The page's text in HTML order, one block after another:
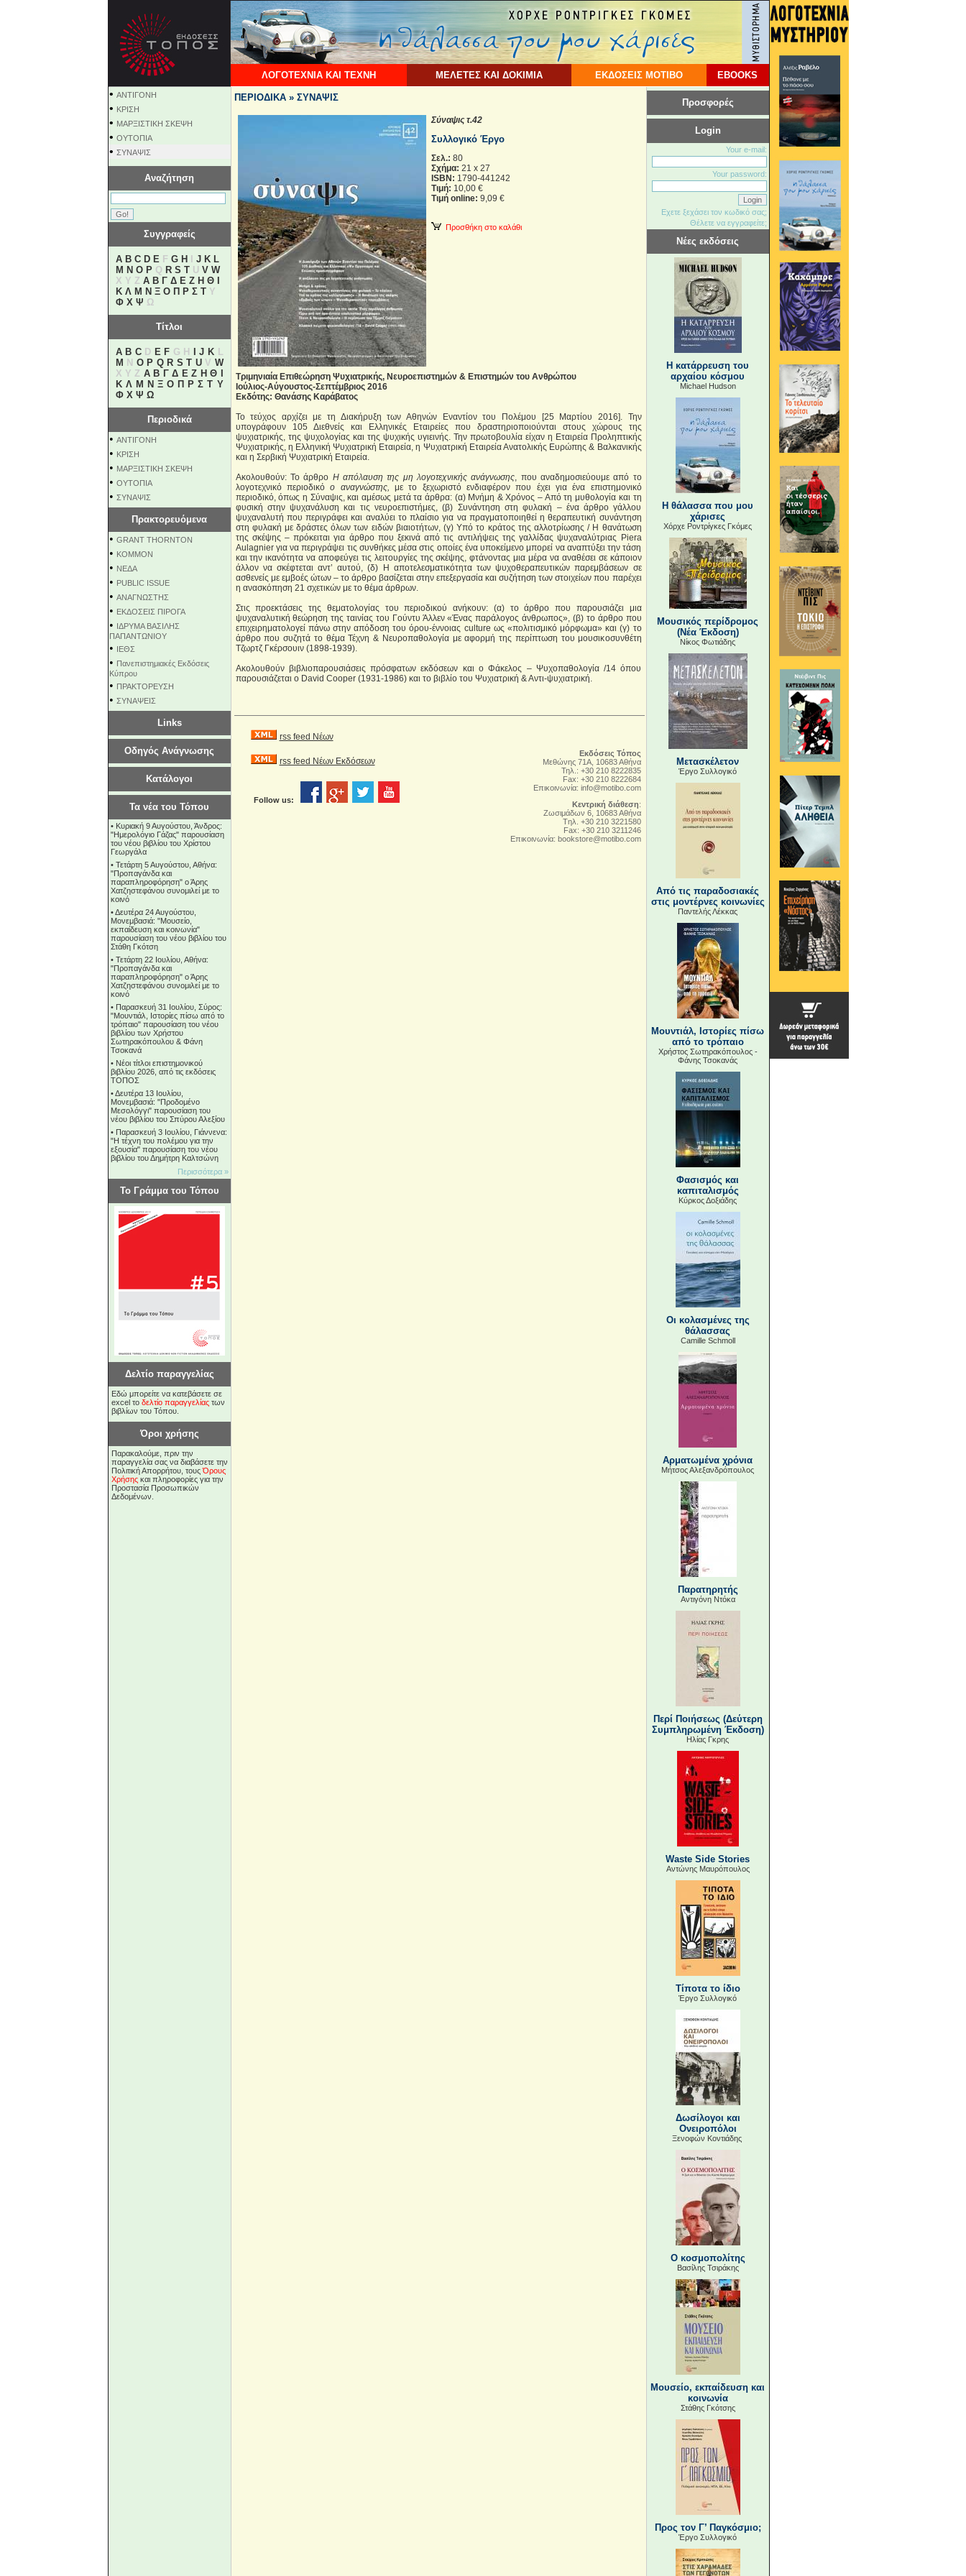
ΛΟΓΟΤΕΧΝΙΑ ΚΑΙ ΤΕΧΝΗ ΜΕΛΕΤΕΣ ΚΑΙ ΔΟΚΙΜΙΑ ΕΚΔΟΣΕΙΣ ΜΟΤΙΒΟ EBOOKS
• ΑΝΤΙΓΟΝΗ
• ΚΡΙΣΗ
• ΜΑΡΞΙΣΤΙΚΗ ΣΚΕΨΗ
• ΟΥΤΟΠΙΑ
• ΣΥΝΑΨΙΣ
Αναζήτηση
Συγγραφείς
A B C D EF G H J K L
M N O PQ R S TU V W
X Y Z Α Β Γ Δ Ε Ζ Η Θ
Κ Λ Μ Ν Ξ Ο Π Ρ Σ ΤΥ
Φ Χ Ψ Ω
Τίτλοι
A B CD E F G H J KL
M N O P Q R S T UV W
X Y Z Α Β Γ Δ Ε Ζ Η Θ
Κ Λ Μ Ν Ξ Ο Π Ρ Σ Τ Υ
Φ Χ Ψ Ω
Περιοδικά
• ΑΝΤΙΓΟΝΗ
• ΚΡΙΣΗ
• ΜΑΡΞΙΣΤΙΚΗ ΣΚΕΨΗ
• ΟΥΤΟΠΙΑ
• ΣΥΝΑΨΙΣ
Πρακτορευόμενα
• GRANT THORNTON
• KOMMON
• NEΔΑ
• PUBLIC ISSUE
• ΑΝΑΓΝΩΣΤΗΣ
• ΕΚΔΟΣΕΙΣ ΠΙΡΟΓΑ
• ΙΔΡΥΜΑ ΒΑΣΙΛΗΣ
ΠΑΠΑΝΤΩΝΙΟΥ
• ΙΕΘΣ
• Πανεπιστημιακές Εκδόσεις
Κύπρου
• ΠΡΑΚΤΟΡΕΥΣΗ
• ΣΥΝΑΨΕΙΣ
Links
Οδηγός Ανάγνωσης
Κατάλογοι
Τα νέα του Τόπου
• Κυριακή 9 Αυγούστου, Άνδρος:
"Ημερολόγιο Γάζας" παρουσίαση
του νέου βιβλίου του Χρίστου
Γεωργάλα
• Τετάρτη 5 Αυγούστου, Αθήνα:
"Προπαγάνδα και
παραπληροφόρηση" ο Άρης
Χατζηστεφάνου συνομιλεί με το
κοινό
•Δευτέρα 24 Αυγούστου,
Μονεμβασιά: "Μουσείο,
εκπαίδευση και κοινωνία"
παρουσίαση του νέου βιβλίου του
Στάθη Γκότση
• Τετάρτη 22 Ιουλίου, Αθήνα:
"Προπαγάνδα και
παραπληροφόρηση" ο Άρης
Χατζηστεφάνου συνομιλεί με το
κοινό
• Παρασκευή 31 Ιουλίου, Σύρος:
"Μουντιάλ, Ιστορίες πίσω από το
τρόπαιο" παρουσίαση του νέου
βιβλίου των Χρήστου
Σωτηρακόπουλου & Φάνη
Τσοκανά
• Νέοι τίτλοι επιστημονικού
βιβλίου 2026, από τις εκδόσεις
ΤΟΠΟΣ
•Δευτέρα 13 Ιουλίου,
Μονεμβασιά: "Προδομένο
Μεσολόγγι" παρουσίαση του
νέου βιβλίου του Σπύρου Αλεξίου
• Παρασκευή 3 Ιουλίου, Γιάννενα:
"Η τέχνη του πολέμου για την
εξουσία" παρουσίαση του νέου
βιβλίου του Δημήτρη Καλτσώνη
Περισσότερα »
Το Γράμμα του Τόπου
Δελτίο παραγγελίας
Εδώ μπορείτε να κατεβάσετε σε
excel το δελτίο παραγγελίαςτων
βιβλίων του Τόπου.
Όροι χρήσης
Παρακαλούμε, πριν την
παραγγελία σας να διαβάσετε την
Πολιτική Απορρήτου, τουςΌρους
Χρήσηςκαι πληροφορίες για την
Προστασία Προσωπικών
Δεδομένων.
ΠΕΡΙΟΔΙΚΑ » ΣΥΝΑΨΙΣ
Σύναψις τ.42
Συλλογικό Έργο
Σελ.: 80
Σχήμα: 21 x 27
ISBN: 1790-441242
Τιμή: 10,00 €
Τιμή online: 9,09 €
Προσθήκη στο καλάθι
Τριμηνιαία Επιθεώρηση Ψυχιατρικής, Νευροεπιστημών & Επιστημών του Ανθρώπου
Ιούλιος-Αύγουστος-Σεπτέμβριος 2016
Εκδότης: Θανάσης Καράβατος
Το τεύχος αρχίζει με τη Διακήρυξη των Αθηνών Εναντίον του Πολέμου [25 Μαρτίου 2016]. Την
υπογράφουν 105 Διεθνείς και Ελληνικές Εταιρείες που δραστηριοποιούνται στους χώρους της
ψυχιατρικής, της ψυχολογίας και της ψυχικής υγιεινής. Την πρωτοβουλία είχαν η Εταιρεία Προληπτικής
Ψυχιατρικής, η Ελληνική Ψυχιατρική Εταιρεία, η Ψυχιατρική Εταιρεία Ανατολικής Ευρώπης & Βαλκανικής
και η Σερβική Ψυχιατρική Εταιρεία.
Ακολουθούν: Το άρθρο Η απόλαυση της μη λογοτεχνικής ανάγνωσης, που αναδημοσιεύουμε από το
λογοτεχνικό περιοδικόο αναγνώστης, με το ξεχωριστό ενδιαφέρον που έχει για ένα επιστημονικό
περιοδικό, όπως η Σύναψις, και αμέσως μετά τα άρθρα: (α) Μνήμη & Χρόνος – Από τη μυθολογία και τη
φυσική στην ψυχανάλυση και τις νευροεπιστήμες, (β) Συνάντηση στη φυλακή – ένα άρθρο γάλλου
ψυχαναλυτή που περιγράφει και αναλύει το πλαίσιο για να πραγματοποιηθεί η θεραπευτική συνάντηση
στη φυλακή με δράστες όλων των ειδών βιαιοτήτων, (γ) Υπό το κράτος της αλλοτρίωσης / Η θανάτωση
της σκέψης – πρόκειται για άρθρο που ξεκινά από τις αντιλήψεις της γαλλίδας ψυχαναλύτριας Piera
Aulagnier για να περιγράψει τις συνθήκες μέσα στις οποίες ένα υποκείμενο μπορεί να αναπτύξει την τάση
και την ικανότητα να αποφεύγει τις λειτουργίες της σκέψης, φτάνοντας μια μέρα να αναθέσει σε κάποιον
άλλον να σκέφτεται αντ’ αυτού, (δ) Η αποτελεσματικότητα των ψυχοθεραπευτικών παρεμβάσεων σε
ασθενείς με εμβοές ώτων – το άρθρο βασίζεται στην επεξεργασία και συζήτηση των στοιχείων που παρέχει
η ανασκόπηση 21 σχετικών με το θέμα άρθρων.
Στις προεκτάσεις της θεματολογίας του περιοδικού ανήκουν: (α) το άρθρο που παρουσιάζει μια
ψυχαναλυτική θεώρηση της ταινίας του Γούντυ Άλλεν «Ένας παράλογος άνθρωπος», (β) το άρθρο που
επιχειρηματολογεί πάνω στην απόδοση του όρου-έννοιας culture ως «πολιτισμικό μόρφωμα» και (γ) το
άρθρο που συζητά το θέμα Τέχνη & Νευροπαθολογία με αφορμή της περίπτωση του μουσικοσυνθέτη
Τζωρτζ Γκέρσουιν (1898-1939).
Ακολουθούν βιβλιοπαρουσιάσεις πρόσφατων εκδόσεων και o Φάκελος – Ψυχοπαθολογία /14 όπου
παρουσιάζεται ο David Cooper (1931-1986) και το βιβλίο του Ψυχιατρική & Αντι-ψυχιατρική.
rss feed Νέων
rss feed Νέων Εκδόσεων
Follow us:
Εκδόσεις Τόπος
Μεθώνης 71Α, 10683 Αθήνα
Τηλ.: +30 210 8222835
Fax: +30 210 8222684
Επικοινωνία: info@motibo.com
Κεντρική διάθεση:
Zωσιμάδων 6, 10683 Αθήνα
Tηλ. +30 210 3221580
Fax: +30 210 3211246
Επικοινωνία: bookstore@motibo.com
Προσφορές
Login
Your e-mail:
Your password:
Εχετε ξεχάσει τον κωδικό σας;
Θέλετε να εγγραφείτε;
Νέες εκδόσεις
Η κατάρρευση του
αρχαίου κόσμου
Michael Hudson
Η θάλασσα που μου
χάρισες
Χόρχε Ροντρίγκες Γκόμες
Μουσικός περίδρομος
(Νέα Έκδοση)
Νίκος Φωτιάδης
Μετασκέλετον
Έργο Συλλογικό
Από τις παραδοσιακές
στις μοντέρνες κοινωνίες
Παντελής Λέκκας
Μουντιάλ, Ιστορίες πίσω
από το τρόπαιο
Χρήστος Σωτηρακόπουλος -
Φάνης Τσοκανάς
Φασισμός και
καπιταλισμός
Κύρκος Δοξιάδης
Οι κολασμένες της
θάλασσας
Camille Schmoll
Αρματωμένα χρόνια
Μήτσος Αλεξανδρόπουλος
Παρατηρητής
Αντιγόνη Ντόκα
Περί Ποιήσεως (Δεύτερη
Συμπληρωμένη Έκδοση)
Ηλίας Γκρης
Waste Side Stories
Αντώνης Μαυρόπουλος
Τίποτα το ίδιο
Έργο Συλλογικό
Δωσίλογοι και
Ονειροπόλοι
Ξενοφών Κοντιάδης
Ο κοσμοπολίτης
Βασίλης Τσιράκης
Μουσείο, εκπαίδευση και
κοινωνία
Στάθης Γκότσης
Προς τον Γ’ Παγκόσμιο;
Έργο Συλλογικό